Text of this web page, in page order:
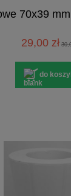
70x39
29,00 zł
do